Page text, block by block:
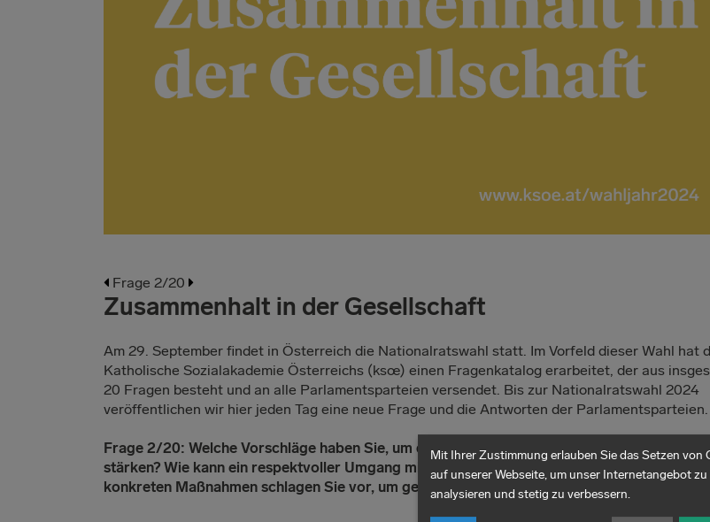
Frage 2/20
Zusammenhalt in der Gesellschaft
Am 29. September findet in Österreich die Nationalratswahl statt. Im Vorfeld dieser Wahl hat
Katholische Sozialakademie Österreichs (ksœ) einen Fragenkatalog erarbeitet, der aus
20 Fragen besteht und an alle Parlamentsparteien versendet. Bis zur Nationalratswahl 2024
veröffentlichen wir hier jeden Tag eine neue Frage und die Antworten der Parlamentsparteien.
Frage 2/20: Welche Vorschläge haben Sie, um den gesellschaftlichen Zusammenhalt zu
stärken? Wie kann ein respektvoller Umgang miteinander gefördert werden, und welche
konkreten Maßnahmen schlagen Sie vor, um gegen Rassismus und Antisemitismus
Mit Ihrer Zustimmung erlauben Sie das Setzen von
auf unserer Webseite, um unser Internetangebot zu
analysieren und stetig zu verbessern.